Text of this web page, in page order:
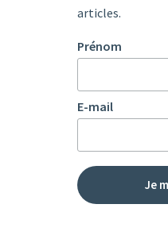
articles.
Prénom
E-mail